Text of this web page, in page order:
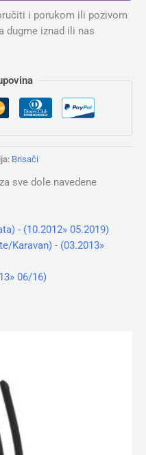
i porukom ili pozivom
dugme iznad ili nas
Brisači
sve dole navedene
- (10.2012» 05.2019)
Karavan) - (03.2013»
06/16)